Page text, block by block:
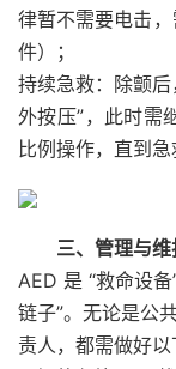
律暂不需要电击
件）；
持续急救：除颤
外按压”，此时需
比例操作，直到
三、管理与
AED 是 “救命设
链子”。无论是公
责人，都需做好以